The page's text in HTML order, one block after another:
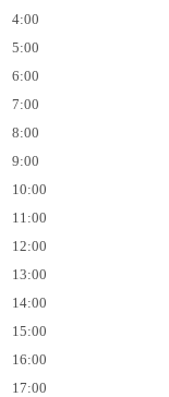
4:00
5:00
6:00
7:00
8:00
9:00
10:00
11:00
12:00
13:00
14:00
15:00
16:00
17:00